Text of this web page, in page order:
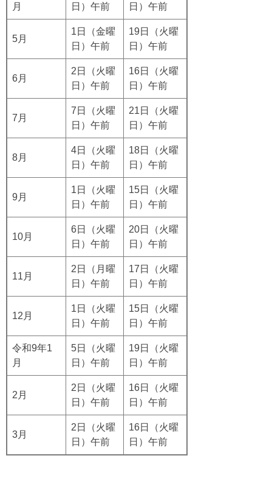
月
日）午前
日）午前
5月
1日（金曜
日）午前
19日（火曜
日）午前
6月
2日（火曜
日）午前
16日（火曜
日）午前
7月
7日（火曜
日）午前
21日（火曜
日）午前
8月
4日（火曜
日）午前
18日（火曜
日）午前
9月
1日（火曜
日）午前
15日（火曜
日）午前
10月
6日（火曜
日）午前
20日（火曜
日）午前
11月
2日（月曜
日）午前
17日（火曜
日）午前
12月
1日（火曜
日）午前
15日（火曜
日）午前
令和9年1
月
5日（火曜
日）午前
19日（火曜
日）午前
2月
2日（火曜
日）午前
16日（火曜
日）午前
3月
2日（火曜
日）午前
16日（火曜
日）午前